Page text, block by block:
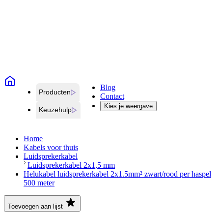
Producten
Keuzehulp
Blog
Contact
Kies je weergave
Home
Kabels voor thuis
Luidsprekerkabel
Luidsprekerkabel 2x1,5 mm
Helukabel luidsprekerkabel 2x1.5mm² zwart/rood per haspel
500 meter
Toevoegen aan lijst